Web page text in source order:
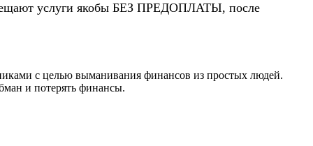
услуги якобы БЕЗ ПРЕДОПЛАТЫ, после
с целью выманивания финансов из простых людей.
и потерять финансы.